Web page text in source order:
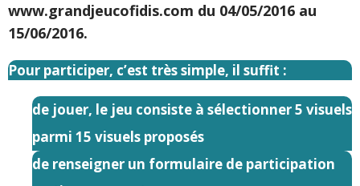
www.grandjeucofidis.com du 04/05/2016 au
15/06/2016.
Pour participer, c’est très simple, il suffit :
de jouer, le jeu consiste à sélectionner 5 visuels
parmi 15 visuels proposés
de renseigner un formulaire de participation